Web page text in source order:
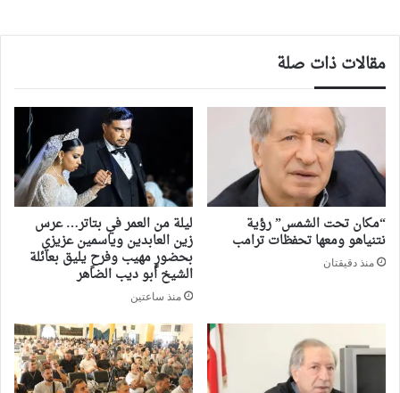
مقالات ذات صلة
“مكان تحت الشمس” رؤية
نتنياهو ومعها تحفظات ترامب
منذ دقيقتان
ليلة من العمر في بتاتر… عرس
زين العابدين وياسمين عزيزي
بحضورٍ مهيب وفرحٍ يليق بعائلة
الشيخ أبو ديب الضاهر
منذ ساعتين